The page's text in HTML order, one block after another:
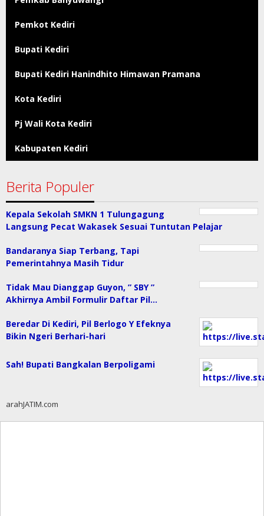
Pemkot Kediri
Bupati Kediri
Bupati Kediri Hanindhito Himawan Pramana
Kota Kediri
Pj Wali Kota Kediri
Kabupaten Kediri
Berita Populer
Kepala Sekolah SMKN 1 Tulungagung
Langsung Pecat Wakasek Sesuai Tuntutan Pelajar
Bandaranya Siap Terbang, Tapi
Pemerintahnya Masih Tidur
Tidak Mau Dianggap Guyon, ” SBY ”
Akhirnya Ambil Formulir Daftar Pil…
Beredar Di Kediri, Pil Berlogo Y Efeknya
Bikin Ngeri Berhari-hari
Sah! Bupati Bangkalan Berpoligami
arahJATIM.com